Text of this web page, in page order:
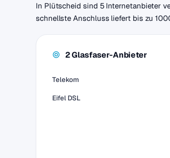
In Plütscheid sind 5 Internetanbieter
schnellste Anschluss liefert bis zu
2 Glasfaser-Anbieter
Telekom
Eifel DSL